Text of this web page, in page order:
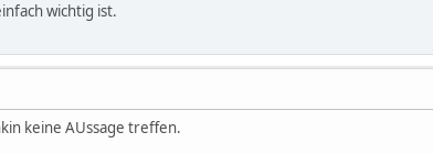
wichtig ist.
keine AUssage treffen.